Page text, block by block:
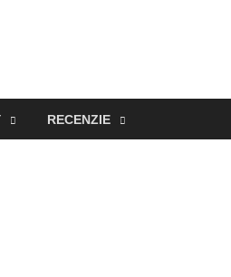
RECENZIE